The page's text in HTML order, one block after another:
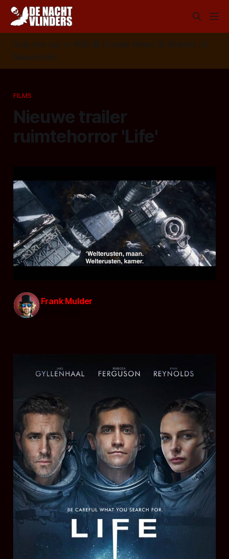
Volg ons op: 📣 RSS 📰 Google News 🦋 Bluesky
✉️
Nieuwsbrief
FILMS
Nieuwe trailer
ruimtehorror 'Life'
Frank Mulder